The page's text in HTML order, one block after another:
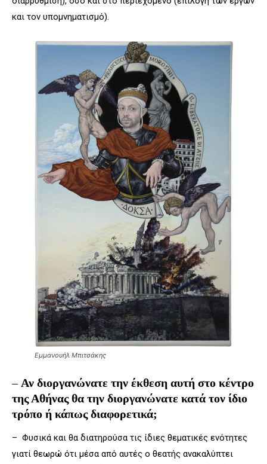
και τον υπομνηματισμό).
Εμμανουήλ Μπιτσάκης
– Αν διοργανώνατε την έκθεση αυτή στο κέντρο
της Αθήνας θα την διοργανώνατε κατά τον ίδιο
τρόπο ή κάπως διαφορετικά;
– Φυσικά και θα διατηρούσα τις ίδιες θεματικές ενότητες
γιατί θεωρώ ότι μέσα από αυτές ο θεατής ανακαλύπτει